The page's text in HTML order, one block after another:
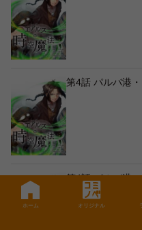
第4話 パルバ港
第4話 パルバ港
ホーム オリジナル